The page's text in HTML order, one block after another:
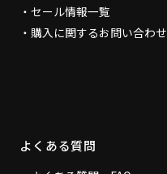
セール情報一覧
購入に関するお問い合わせ
よくある質問